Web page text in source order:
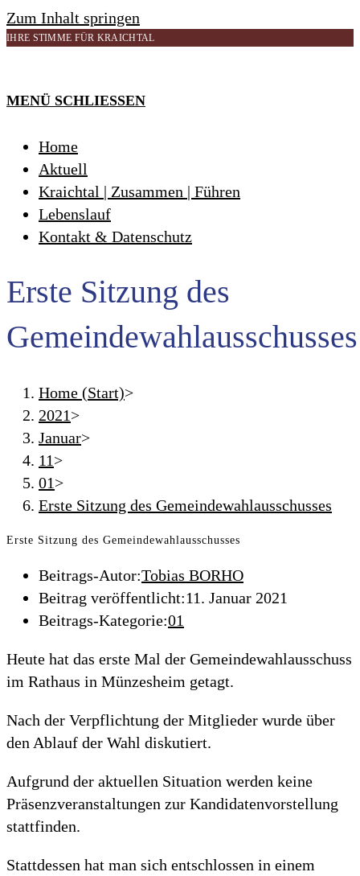
Zum Inhalt springen
IHRE STIMME FÜR KRAICHTAL
MENÜ SCHLIESSEN
Home
Aktuell
Kraichtal | Zusammen | Führen
Lebenslauf
Kontakt & Datenschutz
Erste Sitzung des
Gemeindewahlausschusses
Home (Start)>
2021>
Januar>
11>
01>
Erste Sitzung des Gemeindewahlausschusses
Erste Sitzung des Gemeindewahlausschusses
Beitrags-Autor:Tobias BORHO
Beitrag veröffentlicht:11. Januar 2021
Beitrags-Kategorie:01
Heute hat das erste Mal der Gemeindewahlausschuss
im Rathaus in Münzesheim getagt.
Nach der Verpflichtung der Mitglieder wurde über
den Ablauf der Wahl diskutiert.
Aufgrund der aktuellen Situation werden keine
Präsenzveranstaltungen zur Kandidatenvorstellung
stattfinden.
Stattdessen hat man sich entschlossen in einem